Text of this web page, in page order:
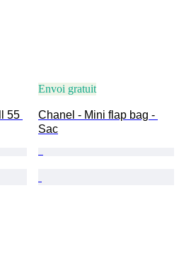
55
Envoi gratuit
Chanel - Mini flap bag -
Sac